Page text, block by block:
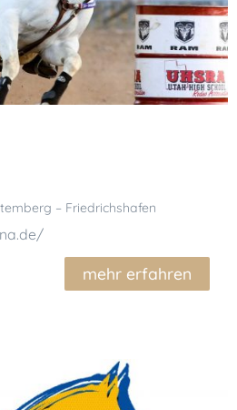
– Friedrichshafen
mehr erfahren